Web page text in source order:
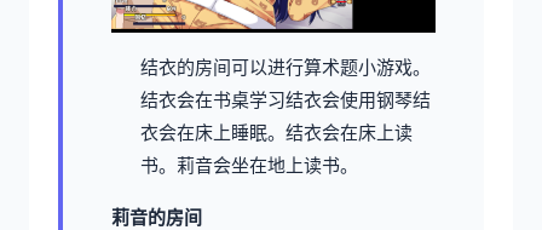
结衣的房间可以进行算术题小游戏。
结衣会在书桌学习结衣会使用钢琴结
衣会在床上睡眠。 结衣会在床上读
书。 莉音会坐在地上读书。
莉音的房间